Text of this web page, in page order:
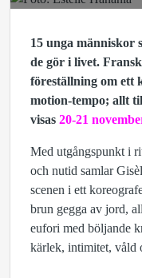
15 unga människor
de gör i livet.
föreställning om ett
motion-tempo; allt
visas 20-21
Med utgångspunkt i
och nutid samlar
scenen i ett
brun gegga av jord,
eufori med böljande
kärlek, intimitet, våld